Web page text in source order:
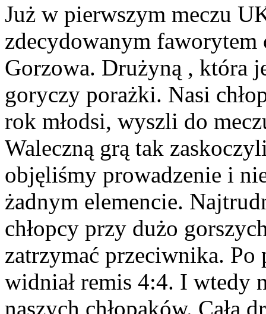
Już w pierwszym meczu
zdecydowanym faworytem
Gorzowa. Drużyną , która
goryczy porażki. Nasi
rok młodsi, wyszli do
Waleczną grą tak
objęliśmy prowadzenie i
żadnym elemencie.
chłopcy przy dużo
zatrzymać przeciwnika.
widniał remis 4:4. I wtedy
naszych chłopaków. Cała